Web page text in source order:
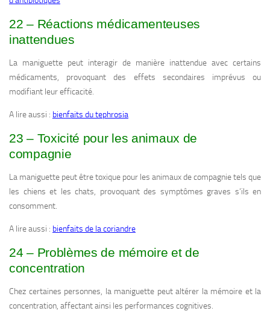
22 – Réactions médicamenteuses
inattendues
La maniguette peut interagir de manière inattendue avec certains
médicaments, provoquant des effets secondaires imprévus ou
modifiant leur efficacité.
A lire aussi : bienfaits du tephrosia
23 – Toxicité pour les animaux de
compagnie
La maniguette peut être toxique pour les animaux de compagnie tels que
les chiens et les chats, provoquant des symptômes graves s’ils en
consomment.
A lire aussi : bienfaits de la coriandre
24 – Problèmes de mémoire et de
concentration
Chez certaines personnes, la maniguette peut altérer la mémoire et la
concentration, affectant ainsi les performances cognitives.